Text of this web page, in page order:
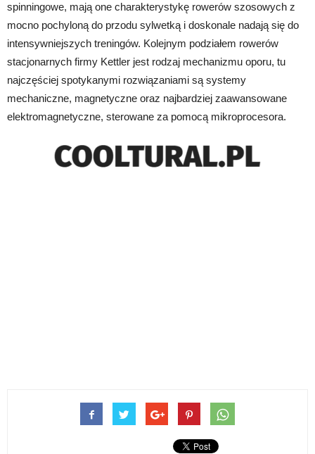
spinningowe, mają one charakterystykę rowerów szosowych z
mocno pochyloną do przodu sylwetką i doskonale nadają się do
intensywniejszych treningów. Kolejnym podziałem rowerów
stacjonarnych firmy Kettler jest rodzaj mechanizmu oporu, tu
najczęściej spotykanymi rozwiązaniami są systemy
mechaniczne, magnetyczne oraz najbardziej zaawansowane
elektromagnetyczne, sterowane za pomocą mikroprocesora.